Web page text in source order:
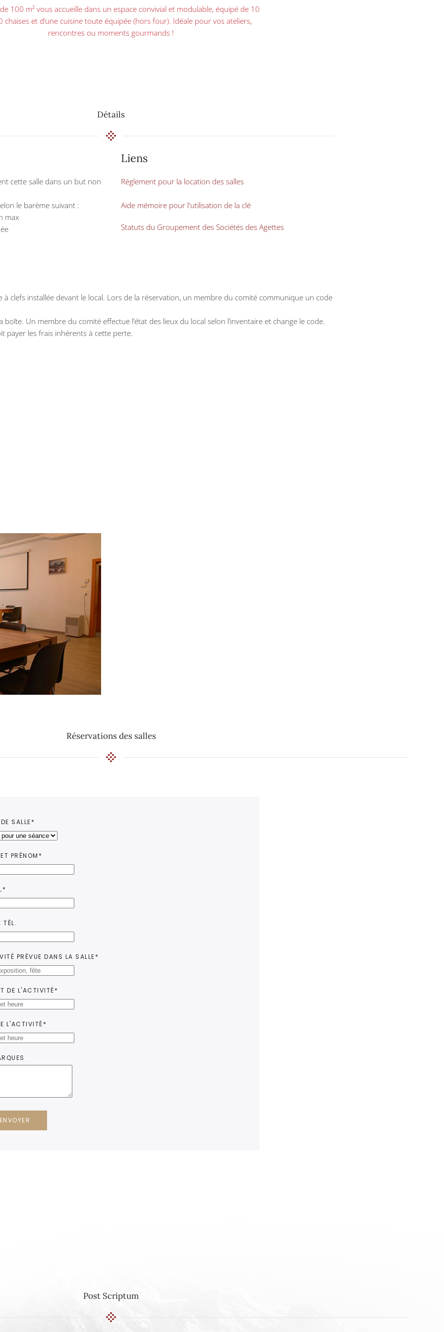
100 m² vous accueille dans un espace convivial et modulable, équipé de 10
chaises et d’une cuisine toute équipée (hors four). Idéale pour vos ateliers,
rencontres ou moments gourmands !
Détails
cette salle dans un but non
le barème suivant :
max
Liens
Règlement pour la location des salles
Aide mémoire pour l'utilisation de la clé
Statuts du Groupement des Sociétés des Agettes
à clefs installée devant le local. Lors de la réservation, un membre du comité communique un code
Un membre du comité effectue l’état des lieux du local selon l’inventaire et change le code.
payer les frais inhérents à cette perte.
Réservations des salles
SALLE*
PRÉNOM*
TÉL.
PRÉVUE DANS LA SALLE*
DE L'ACTIVITÉ*
L'ACTIVITÉ*
Post Scriptum